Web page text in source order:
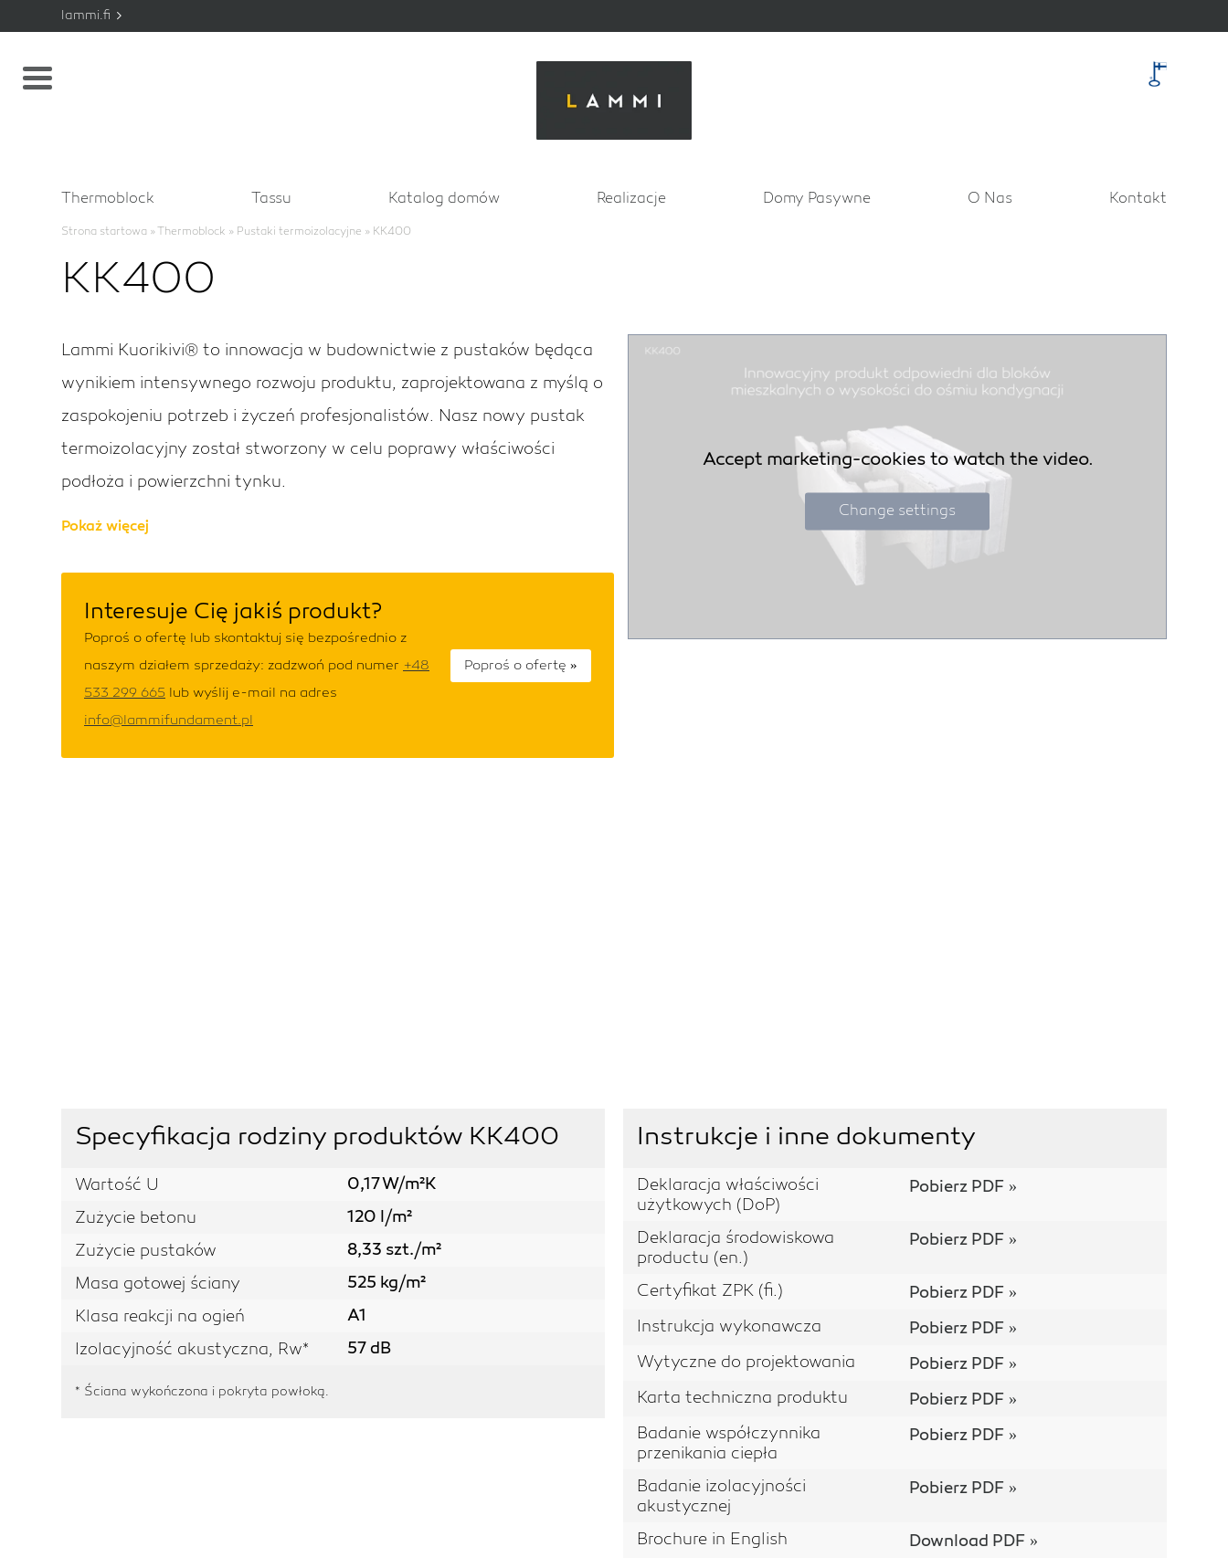
lammi.fi
Thermoblock Tassu Katalog domów Realizacje Domy Pasywne O Nas Kontakt
Strona startowa » Thermoblock » Pustaki termoizolacyjne » KK400
KK400
Lammi Kuorikivi® to innowacja w budownictwie z pustaków będąca
wynikiem intensywnego rozwoju produktu, zaprojektowana z myślą o
zaspokojeniu potrzeb i życzeń profesjonalistów. Nasz nowy pustak
termoizolacyjny został stworzony w celu poprawy właściwości
podłoża i powierzchni tynku.
Pokaż więcej
Interesuje Cię jakiś produkt?
Poproś o ofertę lub skontaktuj się bezpośrednio z
naszym działem sprzedaży: zadzwoń pod numer +48
533 299 665 lub wyślij e-mail na adres
info@lammifundament.pl
Poproś o ofertę
Accept marketing-cookies to watch the video.
Change settings
Specyfikacja rodziny produktów KK400
Wartość U 0,17 W/m²K
Zużycie betonu 120 l/m²
Zużycie pustaków 8,33 szt./m²
Masa gotowej ściany 525 kg/m²
Klasa reakcji na ogień A1
Izolacyjność akustyczna, Rw* 57 dB
* Ściana wykończona i pokryta powłoką.
Instrukcje i inne dokumenty
Deklaracja właściwości
użytkowych (DoP)
Pobierz PDF
Deklaracja środowiskowa
productu (en.)
Pobierz PDF
Certyfikat ZPK (fi.) Pobierz PDF
Instrukcja wykonawcza Pobierz PDF
Wytyczne do projektowania Pobierz PDF
Karta techniczna produktu Pobierz PDF
Badanie współczynnika
przenikania ciepła
Pobierz PDF
Badanie izolacyjności
akustycznej
Pobierz PDF
Brochure in English Download PDF